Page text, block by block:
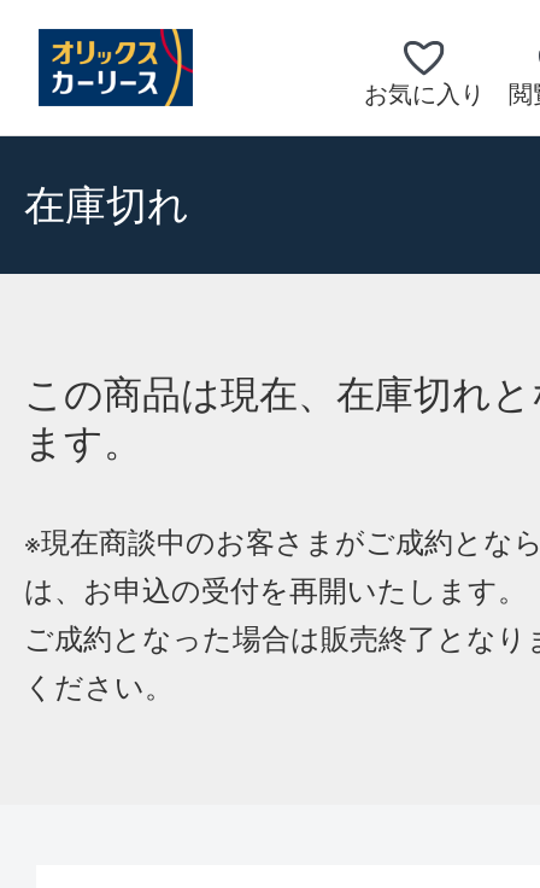
お気に入り 閲
在庫切れ
この商品は現在、在庫切れ
ます。
※現在商談中のお客さまがご成約とな
は、お申込の受付を再開いたします。
ご成約となった場合は販売終了となり
ください。